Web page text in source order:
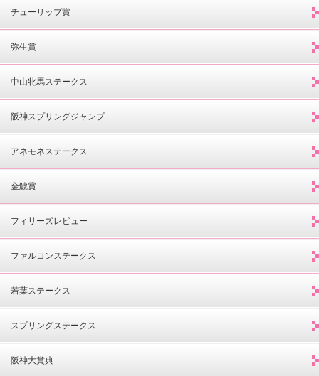
チューリップ賞
弥生賞
中山牝馬ステークス
阪神スプリングジャンプ
アネモネステークス
金鯱賞
フィリーズレビュー
ファルコンステークス
若葉ステークス
スプリングステークス
阪神大賞典